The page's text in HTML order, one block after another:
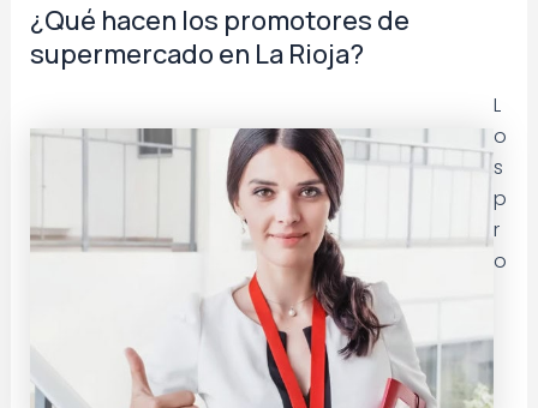
¿Qué hacen los promotores de
supermercado en La Rioja?
L
o
s
p
r
o